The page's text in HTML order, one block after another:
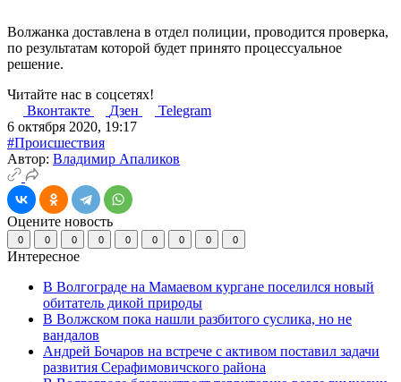
Волжанка доставлена в отдел полиции, проводится проверка,
по результатам которой будет принято процессуальное
решение.
Читайте нас в соцсетях!
Вконтакте
Дзен
Telegram
6 октября 2020, 19:17
#Происшествия
Автор: Владимир Апаликов
Оцените новость
0 0 0 0 0 0 0 0 0
Интересное
В Волгограде на Мамаевом кургане поселился новый
обитатель дикой природы
В Волжском пока нашли разбитого суслика, но не
вандалов
Андрей Бочаров на встрече с активом поставил задачи
развития Серафимовичского района